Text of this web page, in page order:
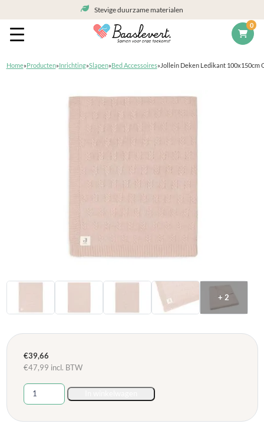
0
Stevige duurzame materialen
Home»Producten»Inrichting»Slapen»Bed Accessoires»Jollein Deken Ledikant 100x150cm
+ 2
€39,66
€47,99 incl. BTW
Jollein
Deken
100x150cm